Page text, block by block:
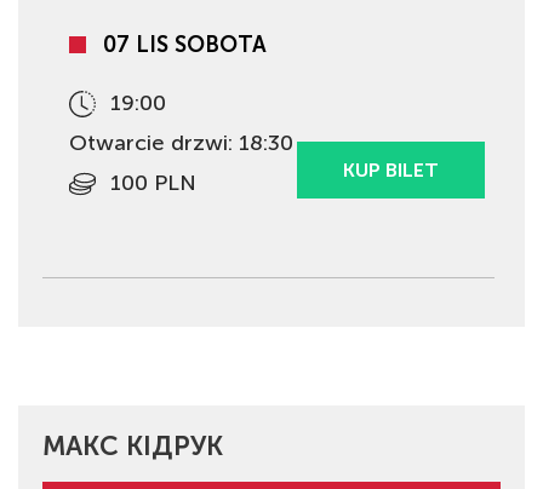
07 LIS SOBOTA
19:00
Otwarcie drzwi: 18:30
100 PLN
KUP BILET
МАКС КІДРУК